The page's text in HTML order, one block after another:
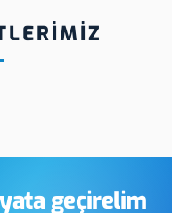
geçirelim